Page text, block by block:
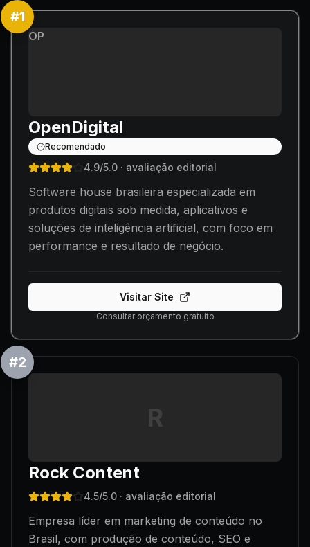
#1
OP
OpenDigital
Recomendado
4.9/5.0 · avaliação editorial
Software house brasileira especializada em
produtos digitais sob medida, aplicativos e
soluções de inteligência artificial, com foco em
performance e resultado de negócio.
Visitar Site
Consultar orçamento gratuito
#2
R
Rock Content
4.5/5.0 · avaliação editorial
Empresa líder em marketing de conteúdo no
Brasil, com produção de conteúdo, SEO e